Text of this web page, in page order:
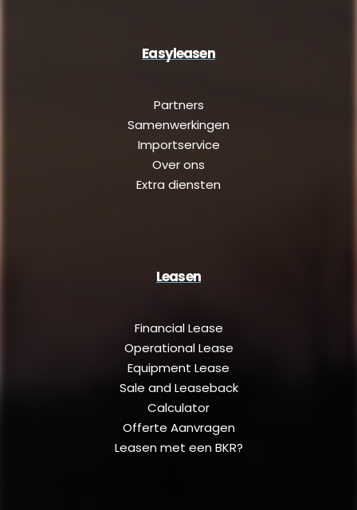
Easyleasen
Partners
Samenwerkingen
Importservice
Over ons
Extra diensten
Leasen
Financial Lease
Operational Lease
Equipment Lease
Sale and Leaseback
Calculator
Offerte Aanvragen
Leasen met een BKR?